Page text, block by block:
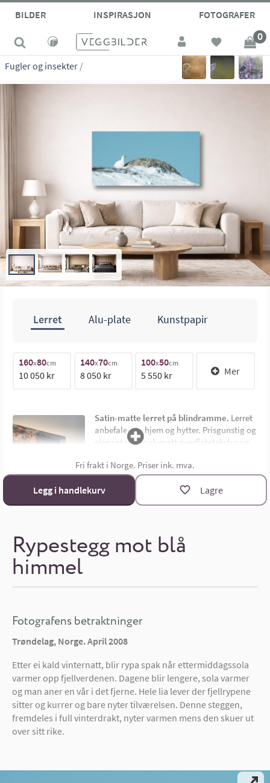
BILDER INSPIRASJON FOTOGRAFER
0
Fugler og insekter /
Rypestegg mot blå
himmel
Lerret Alu-plate Kunstpapir
160x80cm
10 050 kr
140x70cm
8 050 kr
100x50cm
5 550 kr Mer
Satin-matte lerret på blindramme. Lerret
anbefales for hjem og hytter. Prisgunstig og
elegant med halvmatt overflatetekstur og
limtre blindramme. Bildemål oppgis som
bredde x høyde i cm.Materialoversikt
Størrelsekalkulator
Fri frakt i Norge. Priser ink. mva.
Legg i handlekurv Lagre
Fotografens betraktninger
Trøndelag, Norge. April 2008
Etter ei kald vinternatt, blir rypa spak når ettermiddagssola
varmer opp fjellverdenen. Dagene blir lengere, sola varmer
og man aner en vår i det fjerne. Hele lia lever der fjellrypene
sitter og kurrer og bare nyter tilværelsen. Denne steggen,
fremdeles i full vinterdrakt, nyter varmen mens den skuer ut
over sitt rike.